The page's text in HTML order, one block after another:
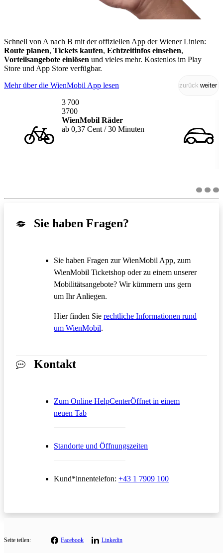
Schnell von A nach B mit der offiziellen App der Wiener Linien:
Route planen, Tickets kaufen, Echtzeitinfos einsehen,
Vorteilsangebote einlösen und vieles mehr. Kostenlos im Play
Store und App Store verfügbar.
Mehr über die WienMobil App lesen
zurück weiter
3 700
3700
WienMobil Räder
ab 0,37 Cent / 30 Minuten
Sie haben Fragen?
Sie haben Fragen zur WienMobil App, zum
WienMobil Ticketshop oder zu einem unserer
Mobilitätsangebote? Wir kümmern uns gern
um Ihr Anliegen.
Hier finden Sie rechtliche Informationen rund
um WienMobil.
Kontakt
Zum Online HelpCenterÖffnet in einem
neuen Tab
Standorte und Öffnungszeiten
Kund*innentelefon: +43 1 7909 100
Seite teilen: Facebook Linkedin